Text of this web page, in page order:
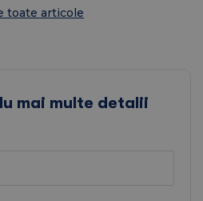
toate articole
mai multe detalii